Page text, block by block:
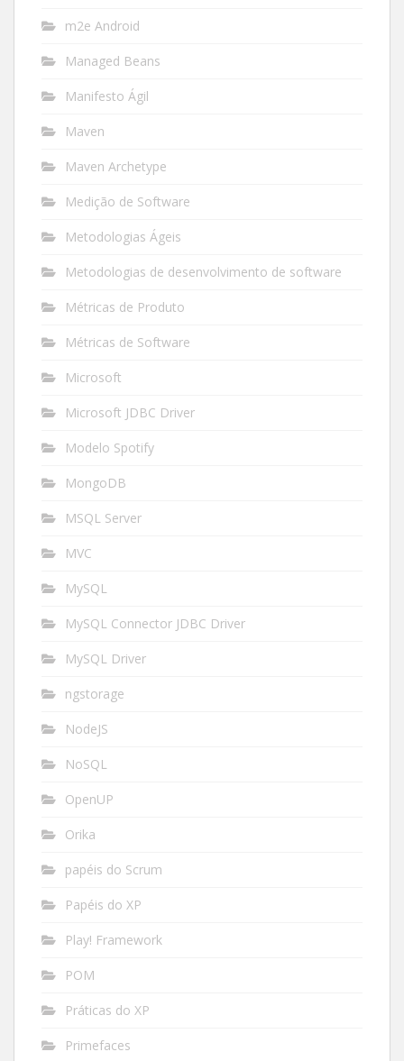
m2e Android
Managed Beans
Manifesto Ágil
Maven
Maven Archetype
Medição de Software
Metodologias Ágeis
Metodologias de desenvolvimento de software
Métricas de Produto
Métricas de Software
Microsoft
Microsoft JDBC Driver
Modelo Spotify
MongoDB
MSQL Server
MVC
MySQL
MySQL Connector JDBC Driver
MySQL Driver
ngstorage
NodeJS
NoSQL
OpenUP
Orika
papéis do Scrum
Papéis do XP
Play! Framework
POM
Práticas do XP
Primefaces